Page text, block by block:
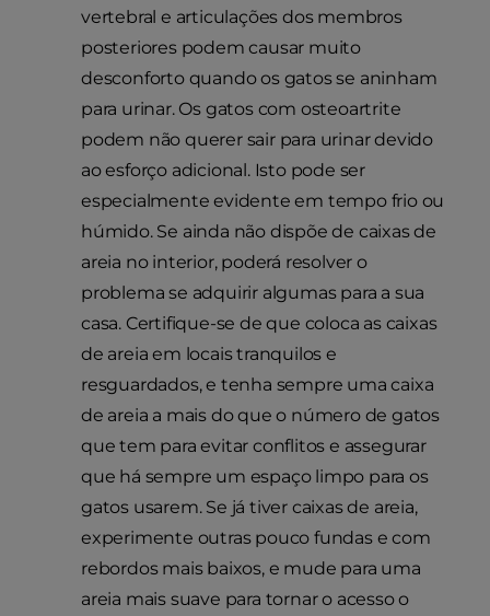
vertebral e articulações dos membros
posteriores podem causar muito
desconforto quando os gatos se aninham
para urinar. Os gatos com osteoartrite
podem não querer sair para urinar devido
ao esforço adicional. Isto pode ser
especialmente evidente em tempo frio ou
húmido. Se ainda não dispõe de caixas de
areia no interior, poderá resolver o
problema se adquirir algumas para a sua
casa. Certifique-se de que coloca as caixas
de areia em locais tranquilos e
resguardados, e tenha sempre uma caixa
de areia a mais do que o número de gatos
que tem para evitar conflitos e assegurar
que há sempre um espaço limpo para os
gatos usarem. Se já tiver caixas de areia,
experimente outras pouco fundas e com
rebordos mais baixos, e mude para uma
areia mais suave para tornar o acesso o